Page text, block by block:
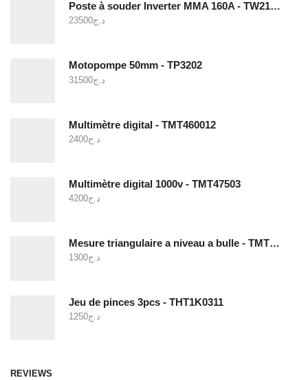
Poste à souder Inverter MMA 160A - TW21605
د.ج23500
Motopompe 50mm - TP3202
د.ج31500
Multimètre digital - TMT460012
د.ج2400
Multimètre digital 1000v - TMT47503
د.ج4200
Mesure triangulaire a niveau a bulle - TMT646003
د.ج1300
Jeu de pinces 3pcs - THT1K0311
د.ج1250
REVIEWS